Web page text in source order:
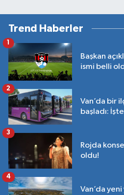
Trend Haberler
Başkan
ismi belli
Van’da bir
başladı:
2
Rojda
oldu!
3
Van’da
4